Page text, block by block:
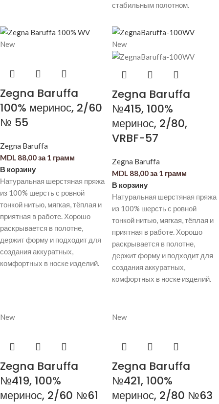
стабильным полотном.
New
Zegna Baruffa
100% меринос, 2/60
№ 55
Zegna Baruffa
MDL 88,00за 1 грамм
В корзину
Натуральная шерстяная пряжа
из 100% шерсть с ровной
тонкой нитью, мягкая, тёплая и
приятная в работе. Хорошо
раскрывается в полотне,
держит форму и подходит для
создания аккуратных,
комфортных в носке изделий.
New
Zegna Baruffa
№415, 100%
меринос, 2/80,
VRBF-57
Zegna Baruffa
MDL 88,00за 1 грамм
В корзину
Натуральная шерстяная пряжа
из 100% шерсть с ровной
тонкой нитью, мягкая, тёплая и
приятная в работе. Хорошо
раскрывается в полотне,
держит форму и подходит для
создания аккуратных,
комфортных в носке изделий.
New
Zegna Baruffa
№419, 100%
меринос, 2/60 №61
New
Zegna Baruffa
№421, 100%
меринос, 2/80 №63